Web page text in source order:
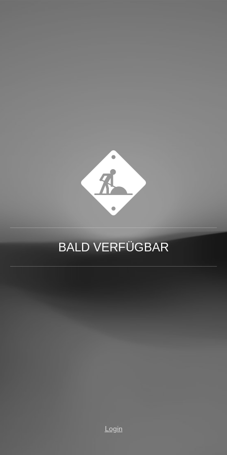
BALD VERFÜGBAR
Login